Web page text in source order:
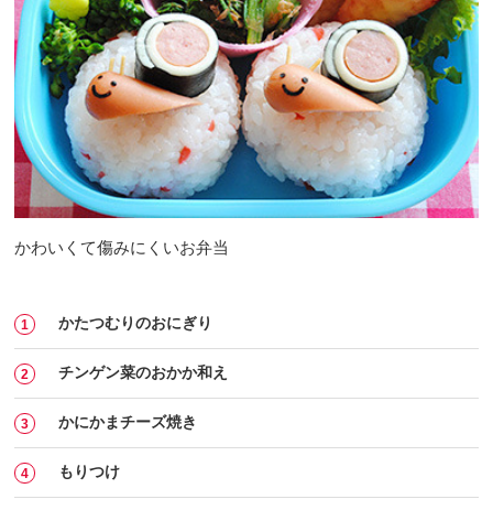
かわいくて傷みにくいお弁当
かたつむりのおにぎり
チンゲン菜のおかか和え
かにかまチーズ焼き
もりつけ